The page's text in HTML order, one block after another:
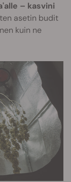
– kasvini
asetin budit
kuin ne